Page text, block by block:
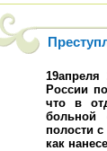
России
что в
больной
полости
как